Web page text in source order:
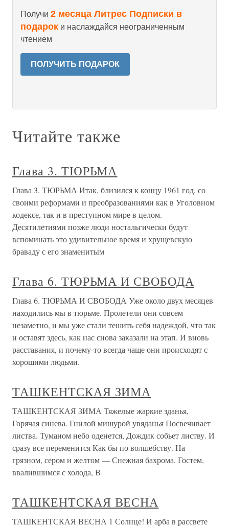
Получи 2 месяца Литрес Подписки в
подарок и наслаждайся неограниченным
чтением
ПОЛУЧИТЬ ПОДАРОК
Читайте также
Глава 3. ТЮРЬМА
Глава 3. ТЮРЬМА Итак, близился к концу 1961 год, со
своими реформами и преобразованиями как в Уголовном
кодексе, так и в преступном мире в целом.
Десятилетиями позже люди ностальгически будут
вспоминать это удивительное время и хрущевскую
браваду с его знаменитым
Глава 6. ТЮРЬМА И СВОБОДА
Глава 6. ТЮРЬМА И СВОБОДА Уже около двух месяцев
находились мы в тюрьме. Пролетели они совсем
незаметно, и мы уже стали тешить себя надеждой, что так
и оставят здесь, как нас снова заказали на этап. И вновь
расставания, и почему-то всегда чаще они происходят с
хорошими людьми.
ТАШКЕНТСКАЯ ЗИМА
ТАШКЕНТСКАЯ ЗИМА Тяжелые жаркие зданья,
Горячая синева. Гнилой мишурой увяданья Посвечивает
листва. Туманом небо оденется, Дождик собьет листву. И
сразу все переменится Как бы по волшебству. На
грязном, сером и желтом — Снежная бахрома. Гостем,
ввалившимся с холода, В
ТАШКЕНТСКАЯ ВЕСНА
ТАШКЕНТСКАЯ ВЕСНА 1 Солнце! И арба в рассвете